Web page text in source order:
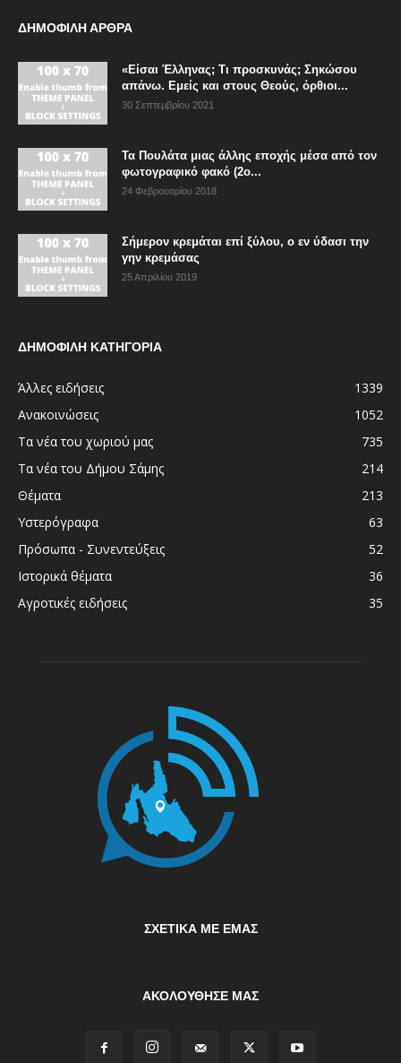
ΔΗΜΟΦΙΛΗ ΑΡΘΡΑ
«Είσαι Έλληνας; Τι προσκυνάς; Σηκώσου
απάνω. Εμείς και στους Θεούς, όρθιοι...
30 Σεπτεμβρίου 2021
Τα Πουλάτα μιας άλλης εποχής μέσα από τον
φωτογραφικό φακό (2ο...
24 Φεβρουαρίου 2018
Σήμερον κρεμάται επί ξύλου, ο εν ύδασι την
γην κρεμάσας
25 Απριλίου 2019
ΔΗΜΟΦΙΛΗ ΚΑΤΗΓΟΡΙΑ
Άλλες ειδήσεις
1339
Ανακοινώσεις
1052
Τα νέα του χωριού μας
735
Τα νέα του Δήμου Σάμης
214
Θέματα
213
Υστερόγραφα
63
Πρόσωπα - Συνεντεύξεις
52
Ιστορικά θέματα
36
Αγροτικές ειδήσεις
35
ΣΧΕΤΙΚΆ ΜΕ ΕΜΆΣ
ΑΚΟΛΟΥΘΗΣΕ ΜΑΣ